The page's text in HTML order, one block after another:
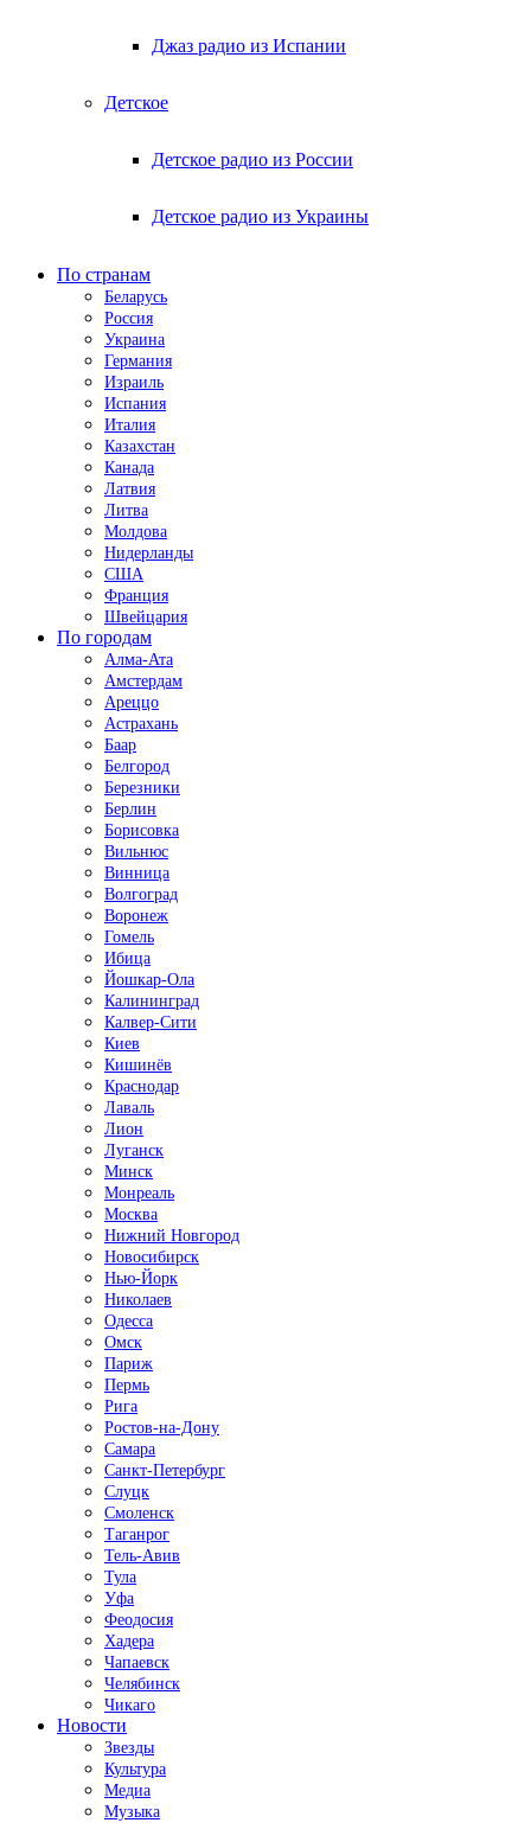
Джаз радио из Испании
Детское
Детское радио из России
Детское радио из Украины
По странам
Беларусь
Россия
Украина
Германия
Израиль
Испания
Италия
Казахстан
Канада
Латвия
Литва
Молдова
Нидерланды
США
Франция
Швейцария
По городам
Алма-Ата
Амстердам
Ареццо
Астрахань
Баар
Белгород
Березники
Берлин
Борисовка
Вильнюс
Винница
Волгоград
Воронеж
Гомель
Ибица
Йошкар-Ола
Калининград
Калвер-Сити
Киев
Кишинёв
Краснодар
Лаваль
Лион
Луганск
Минск
Монреаль
Москва
Нижний Новгород
Новосибирск
Нью-Йорк
Николаев
Одесса
Омск
Париж
Пермь
Рига
Ростов-на-Дону
Самара
Санкт-Петербург
Слуцк
Смоленск
Таганрог
Тель-Авив
Тула
Уфа
Феодосия
Хадера
Чапаевск
Челябинск
Чикаго
Новости
Звезды
Культура
Медиа
Музыка